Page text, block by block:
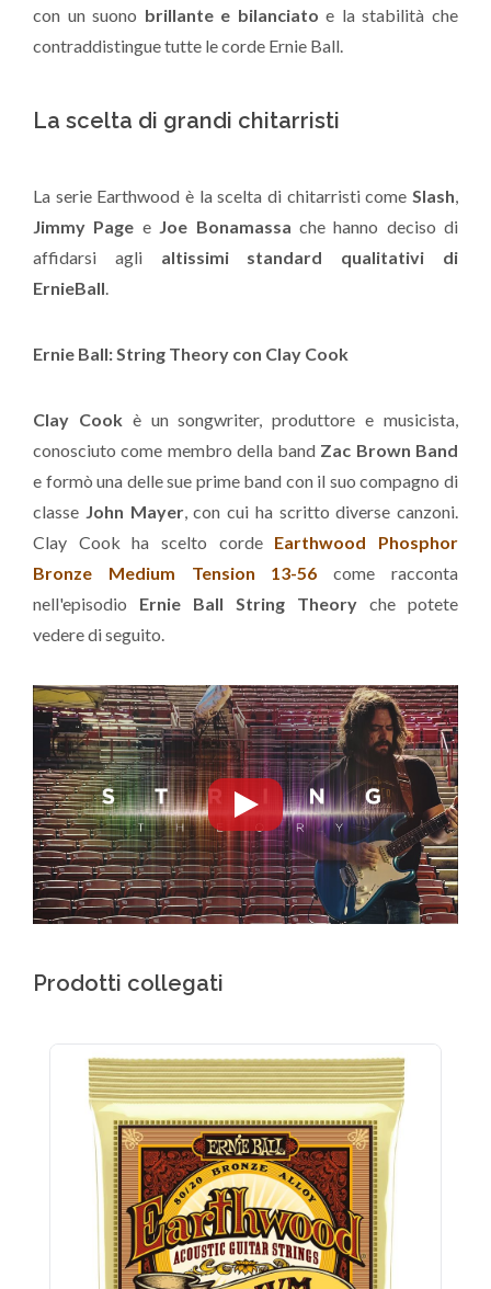
con un suono brillante e bilanciato e la stabilità che
contraddistingue tutte le corde Ernie Ball.
La scelta di grandi chitarristi
La serie Earthwood è la scelta di chitarristi come Slash
Jimmy Page e Joe Bonamassa che hanno deciso di
affidarsi agli altissimi standard qualitativi di
ErnieBall
Ernie Ball: String Theory con Clay Cook
Clay Cook è un songwriter, produttore e musicista,
conosciuto come membro della band Zac Brown Band
e formò una delle sue prime band con il suo compagno di
classe John Mayer, con cui ha scritto diverse canzoni.
Clay Cook ha scelto corde Earthwood Phosphor
Bronze Medium Tension 13-56 come racconta
nell'episodio Ernie Ball String Theory che potete
vedere di seguito.
Prodotti collegati